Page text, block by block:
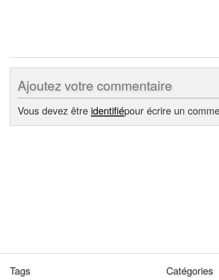
Ajoutezvotre commentaire
Vous devez être identifiépour écrire un
Tags Catégories